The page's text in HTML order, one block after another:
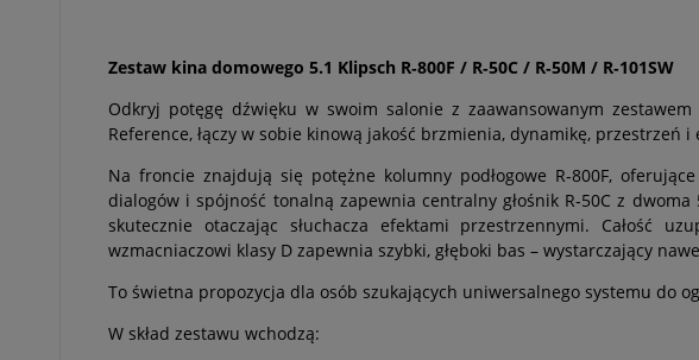
Zestaw kina domowego 5.1 Klipsch R‑800F / R‑50C / R‑50M / R‑101SW
Odkryj potęgę dźwięku w swoim salonie z zaawansowanym
Reference, łączy w sobie kinową jakość brzmienia, dynamikę,
Na froncie znajdują się potężne kolumny podłogowe R‑800F,
dialogów i spójność tonalną zapewnia centralny głośnik R‑50C z
skutecznie otaczając słuchacza efektami przestrzennymi. Całość
wzmacniaczowi klasy D zapewnia szybki, głęboki bas – wystarczający
To świetna propozycja dla osób szukających uniwersalnego systemu do
W skład zestawu wchodzą: